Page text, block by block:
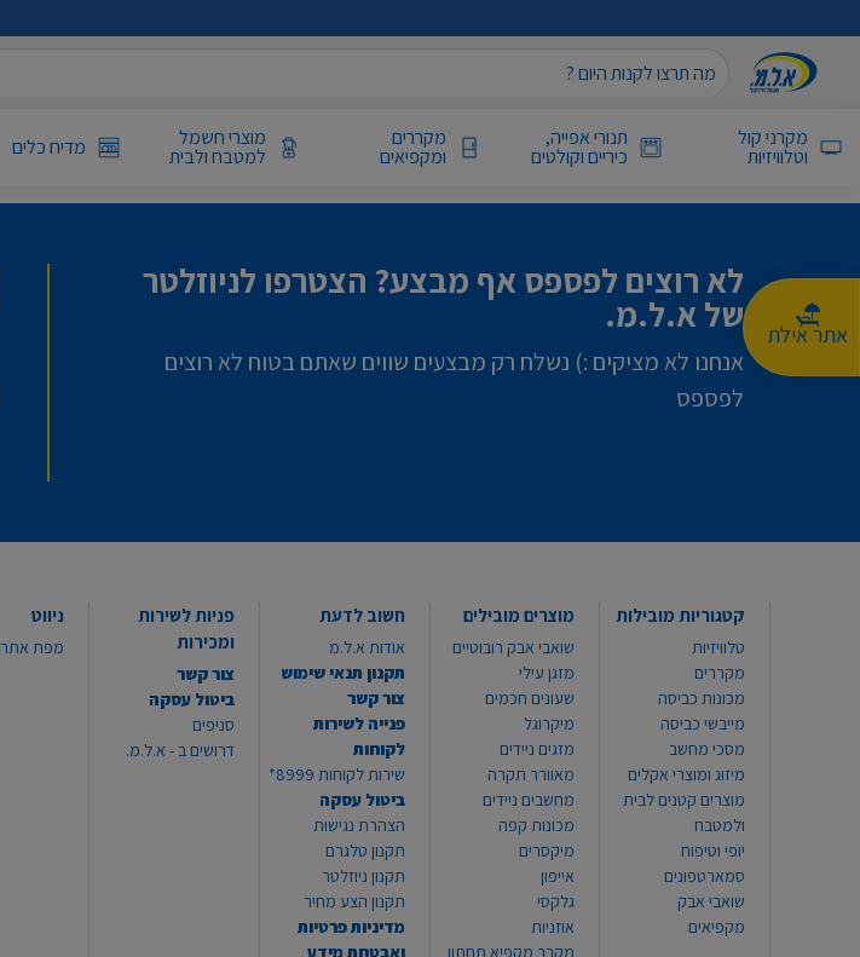
אתר אילת
מקרני קול
וטלוויזיות
תנורי אפייה,
כיריים וקולטים
מקררים
ומקפיאים
מוצרי חשמל
למטבח ולבית מדיח כלים
לא רוצים לפספס אף מבצע? הצטרפו לניוזלטר
של א.ל.מ.
אנחנו לא מציקים :) נשלח רק מבצעים שווים שאתם בטוח לא רוצים
לפספס
קטגוריות מובילות
טלוויזיות
מקררים
מכונות כביסה
מייבשי כביסה
מסכי מחשב
מיזוג ומוצרי אקלים
מוצרים קטנים לבית
ולמטבח
יופי וטיפוח
סמארטפונים
שואבי אבק
מקפיאים
מוצרים מובילים
שואבי אבק רובוטיים
מזגן עילי
שעונים חכמים
מיקרוגל
מזגים ניידים
מאוורר תקרה
מחשבים ניידים
מכונות קפה
מיקסרים
אייפון
גלקסי
אוזניות
מקרר מקפיא תחתון
חשוב לדעת
אודות א.ל.מ
תקנון תנאי שימוש
צור קשר
פנייה לשירות
לקוחות
שירות לקוחות 8999*
ביטול עסקה
הצהרת נגישות
תקנון טלגרם
תקנון ניוזלטר
תקנון הצע מחיר
מדיניות פרטיות
ואבטחת מידע
פניות לשירות
ומכירות
צור קשר
ביטול עסקה
סניפים
דרושים ב - א.ל.מ.
ניווט
מפת אתר